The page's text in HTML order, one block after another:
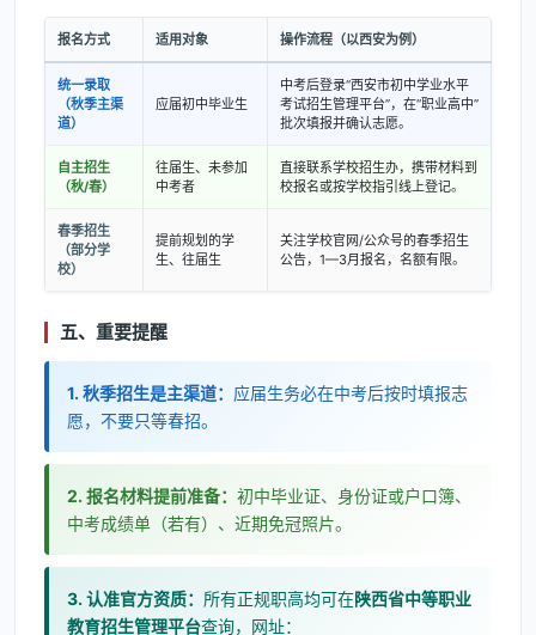
报名方式 适用对象 操作流程（以西安为例）
统一录取
（秋季主渠
道）
应届初中毕业生
中考后登录“西安市初中学业水平
考试招生管理平台”，在“职业高中”
批次填报并确认志愿。
自主招生
（秋/春）
往届生、未参加
中考者
直接联系学校招生办，携带材料到
校报名或按学校指引线上登记。
春季招生
（部分学
校）
提前规划的学
生、往届生
关注学校官网/公众号的春季招生
公告，1—3月报名，名额有限。
五、重要提醒
1. 秋季招生是主渠道： 应届生务必在中考后按时填报志
愿，不要只等春招。
2. 报名材料提前准备： 初中毕业证、身份证或户口簿、
中考成绩单（若有）、近期免冠照片。
3. 认准官方资质： 所有正规职高均可在陕西省中等职业
教育招生管理平台查询，网址：